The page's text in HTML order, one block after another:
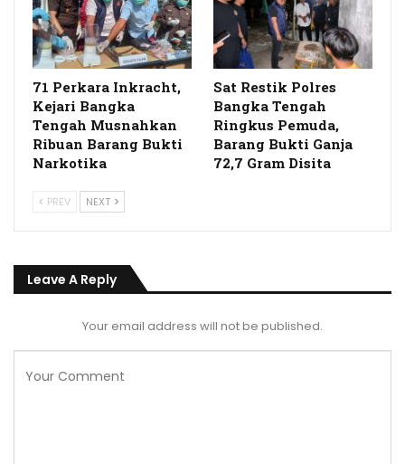
71 Perkara Inkracht,
Kejari Bangka
Tengah Musnahkan
Ribuan Barang Bukti
Narkotika
Sat Restik Polres
Bangka Tengah
Ringkus Pemuda,
Barang Bukti Ganja
72,7 Gram Disita
PREV NEXT
Leave A Reply
Your email address will not be published.